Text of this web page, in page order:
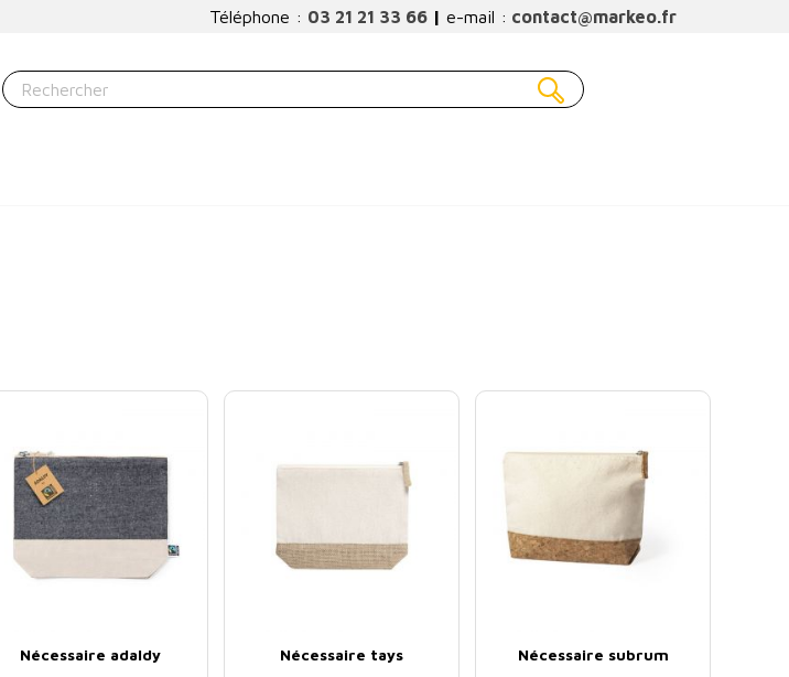
Téléphone : 03 21 21 33 66 | e-mail : contact@markeo.fr
Nécessaire adaldy Nécessaire tays Nécessaire subrum